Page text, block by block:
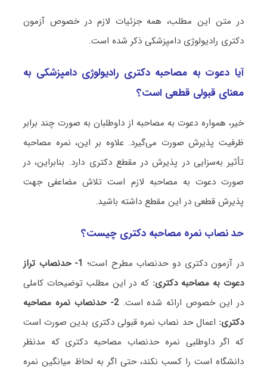
در متن این مطلب، همه جزئیات لازم در خصوص آزمون
دکتری رادیولوژی دامپزشکی ذکر شده است.
آیا دعوت به مصاحبه دکتری رادیولوژی دامپزشکی به
معنای قبولی قطعی است؟
خیر، همواره دعوت به مصاحبه از داوطلبان به صورت چند برابر
ظرفیت پذیرش صورت می‌گیرد. علاوه بر این، نمره مصاحبه
تأثیر به‌سزایی در پذیرش در مقطع دکتری دارد. بنابراین، در
صورت دعوت به مصاحبه لازم است تلاش مضاعفی جهت
پذیرش قطعی در این مقطع داشته باشید.
حد نصاب نمره مصاحبه دکتری چیست؟
در آزمون دکتری دو حدنصاب مطرح است؛
1- حدنصاب تراز
دعوت به مصاحبه دکتری: که در این مطلب توضیحات کاملی
در این خصوص ارائه شده است. 2- حدنصاب نمره مصاحبه
دکتری: اعمال حد نصاب نمره قبولی دکتری بدین صورت است
که اگر داوطلبی نمره حدنصاب مصاحبه دکتری که مدنظر
دانشگاه است را کسب نکند، حتی اگر به لحاظ میانگین نمره